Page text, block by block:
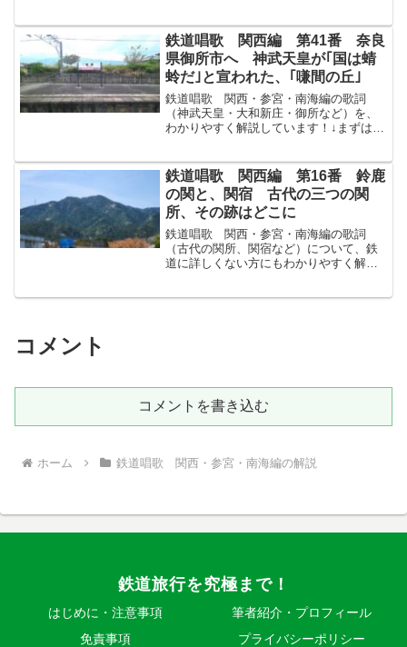
たみの二つ岩ふたついわ畫えに見しまゝ
の姿にて立つもなつかし海原...
鉄道唱歌 関西編 第41番 奈良
県御所市へ 神武天皇が｢国は蜻
蛉だ｣と宣われた、｢嗛間の丘｣
鉄道唱歌 関西・参宮・南海編の歌詞
（神武天皇・大和新庄・御所など）を、
わかりやすく解説しています！↓まずは原
てい國くにを蜻蛉あきづと宣のたまひし
嗛間ほほまの丘おかぞ仰あ...
鉄道唱歌 関西編 第16番 鈴鹿
の関と、関宿 古代の三つの関
所、その跡はどこに
鉄道唱歌 関西・参宮・南海編の歌詞
（古代の関所、関宿など）について、鉄
道に詳しくない方にもわかりやすく解説
コメント
コメントを書き込む
ホーム 鉄道唱歌 関西・参宮・南海編の解説
鉄道旅行を究極まで！
はじめに・注意事項
筆者紹介・プロフィール
免責事項
プライバシーポリシー